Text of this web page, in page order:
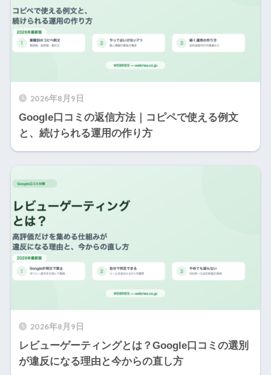
2026年8月9日
Google口コミの返信方法｜コピペで使える例文
と、続けられる運用の作り方
2026年8月9日
レビューゲーティングとは？Google口コミの選別
が違反になる理由と今からの直し方